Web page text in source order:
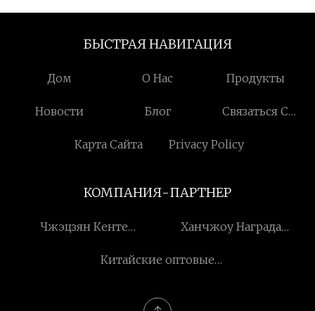
БЫСТРАЯ НАВИГАЦИЯ
Дом О Нас Продукты
Новости Блог
Связаться С
Карта Сайта
Privacy Policy
КОМПАНИЯ-ПАРТНЕР
Чжэцзян Кенте
Технологии Лтд
Ханчжоу Награда
ограниченной
Китайские оптовые
контейнерных мешков